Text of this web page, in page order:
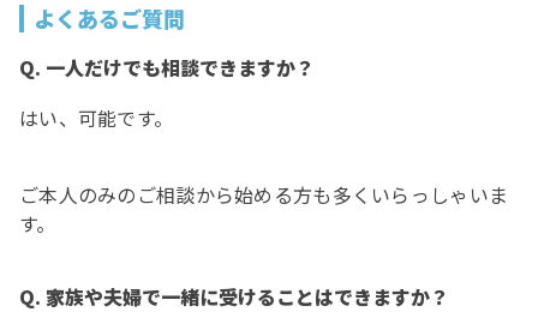
よくあるご質問
Q. 一人だけでも相談できますか？
はい、可能です。
ご本人のみのご相談から始める方も多くいらっしゃいま
す。
Q. 家族や夫婦で一緒に受けることはできますか？